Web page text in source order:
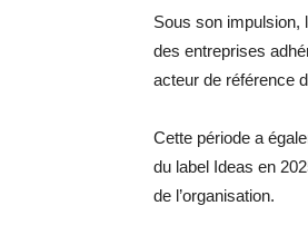
Sous son impulsion,
des entreprises
acteur de référence
Cette période a
du label Ideas en
de l’organisation.